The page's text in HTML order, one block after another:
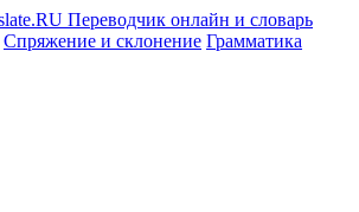
Спряжение и склонение Грамматика